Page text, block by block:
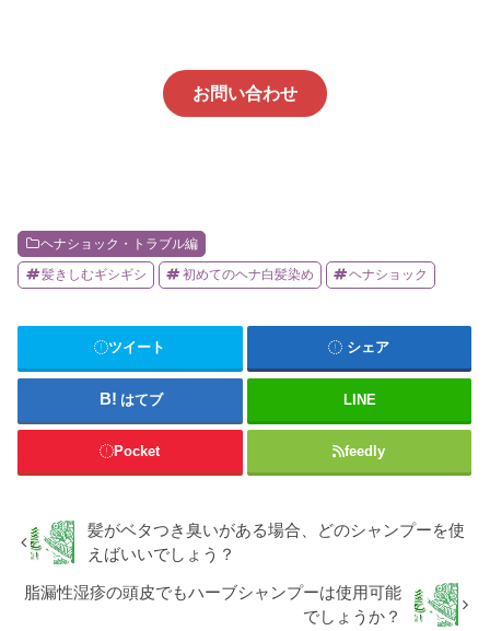
お問い合わせ
ヘナショック・トラブル編
髪きしむギシギシ 初めてのヘナ白髪染め ヘナショック
ツイート シェア
はてブ LINE
Pocket feedly
髪がベタつき臭いがある場合、どのシャンプーを使
えばいいでしょう？
脂漏性湿疹の頭皮でもハーブシャンプーは使用可能
でしょうか？